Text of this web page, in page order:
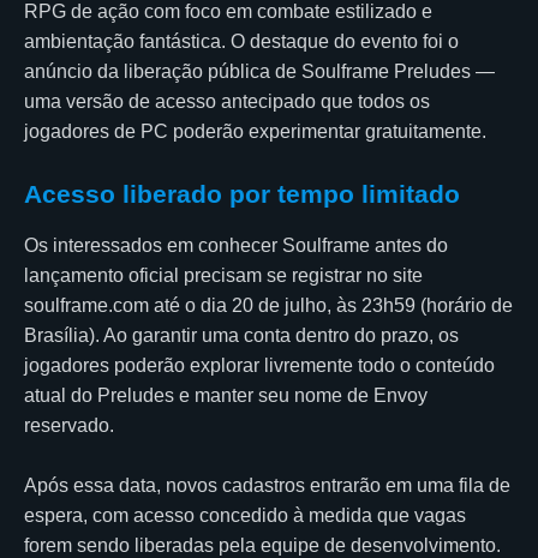
RPG de ação com foco em combate estilizado e
ambientação fantástica. O destaque do evento foi o
anúncio da liberação pública de Soulframe Preludes —
uma versão de acesso antecipado que todos os
jogadores de PC poderão experimentar gratuitamente.
Acesso liberado por tempo limitado
Os interessados em conhecer Soulframe antes do
lançamento oficial precisam se registrar no site
soulframe.com até o dia 20 de julho, às 23h59 (horário de
Brasília). Ao garantir uma conta dentro do prazo, os
jogadores poderão explorar livremente todo o conteúdo
atual do Preludes e manter seu nome de Envoy
reservado.
Após essa data, novos cadastros entrarão em uma fila de
espera, com acesso concedido à medida que vagas
forem sendo liberadas pela equipe de desenvolvimento.